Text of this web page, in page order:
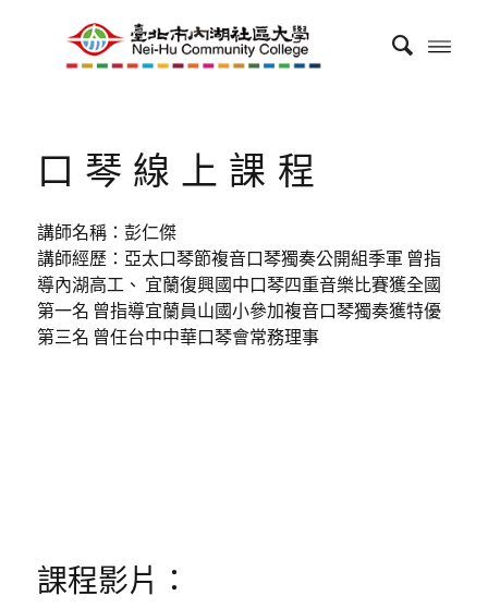
口琴線上課程
講師名稱：彭仁傑
講師經歷：亞太口琴節複音口琴獨奏公開組季軍 曾指
導內湖高工、 宜蘭復興國中口琴四重音樂比賽獲全國
第一名 曾指導宜蘭員山國小參加複音口琴獨奏獲特優
第三名 曾任台中中華口琴會常務理事
課程影片：